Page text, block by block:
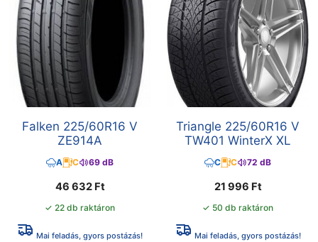
Falken 225/60R16 V
ZE914A
A C 69 dB
46 632 Ft
✓ 22 db raktáron
Mai feladás, gyors postázás!
Triangle 225/60R16 V
TW401 WinterX XL
C C 72 dB
21 996 Ft
✓ 50 db raktáron
Mai feladás, gyors postázás!